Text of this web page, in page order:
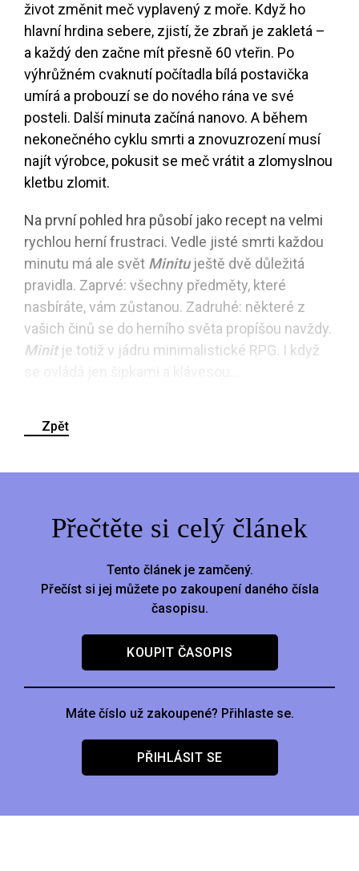
život změnit meč vyplavený z moře. Když ho
hlavní hrdina sebere, zjistí, že zbraň je zakletá –
a každý den začne mít přesně 60 vteřin. Po
výhrůžném cvaknutí počítadla bílá postavička
umírá a probouzí se do nového rána ve své
posteli. Další minuta začíná nanovo. A během
nekonečného cyklu smrti a znovuzrození musí
najít výrobce, pokusit se meč vrátit a zlomyslnou
kletbu zlomit.
Na první pohled hra působí jako recept na velmi
rychlou herní frustraci. Vedle jisté smrti každou
minutu má ale svět Minitu ještě dvě důležitá
pravidla. Zaprvé: všechny předměty, které
nasbíráte, vám zůstanou. Zadruhé: některé z
vašich činů se do herního světa propíšou navždy.
Minit je totiž v jádru minimalistické RPG. I když
Zpět
Přečtěte si celý článek
Tento článek je zamčený.
Přečíst si jej můžete po zakoupení daného čísla
časopisu.
KOUPIT ČASOPIS
Máte číslo už zakoupené? Přihlaste se.
PŘIHLÁSIT SE